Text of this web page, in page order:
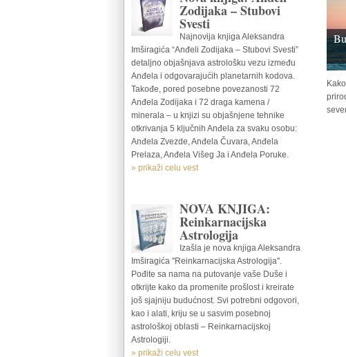
Zodijaka – Stubovi
Svesti
Najnovija knjiga Aleksandra
Imširagića “Anđeli Zodijaka – Stubovi Svesti”
detaljno objašnjava astrološku vezu između
Anđela i odgovarajućih planetarnih kodova.
Takođe, pored posebne povezanosti 72
Anđela Zodijaka i 72 draga kamena /
minerala – u knjizi su objašnjene tehnike
otkrivanja 5 ključnih Anđela za svaku osobu:
Anđela Zvezde, Anđela Čuvara, Anđela
Prelaza, Anđela Višeg Ja i Anđela Poruke.
» prikaži celu vest
NOVA KNJIGA:
Reinkarnacijska
Astrologija
Izašla je nova knjiga Aleksandra
Imširagića ''Reinkarnacijska Astrologija''.
Pođite sa nama na putovanje vaše Duše i
otkrijte kako da promenite prošlost i kreirate
još sjajniju budućnost. Svi potrebni odgovori,
kao i alati, kriju se u sasvim posebnoj
astrološkoj oblasti – Reinkarnacijskoj
Astrologiji.
» prikaži celu vest